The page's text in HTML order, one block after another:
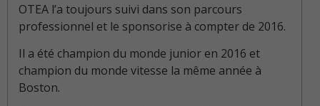
OTEA l’a toujours suivi dans son parcours
professionnel et le sponsorise à compter de 2016.
Il a été champion du monde junior en 2016 et
champion du monde vitesse la même année à
Boston.